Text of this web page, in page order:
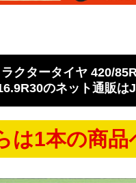
ラクタータイヤ 420/
のネット通販は
は1本の商品